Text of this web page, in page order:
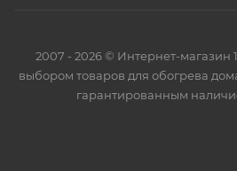
2007 - 2026 © Интернет-
выбором товаров для обогрева
гарантированным